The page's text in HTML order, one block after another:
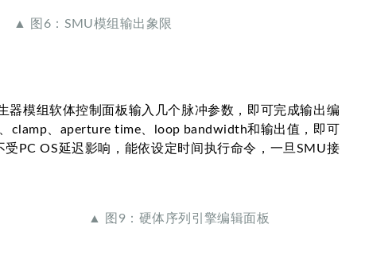
▲ 图6：SMU模组输出象限
模组软体控制面板输入几个脉冲参数，即可完成输出编
clamp、aperture time、loop bandwidth和输出值，即可
PC OS延迟影响，能依设定时间执行命令，一旦SMU接
▲ 图9：硬体序列引擎编辑面板